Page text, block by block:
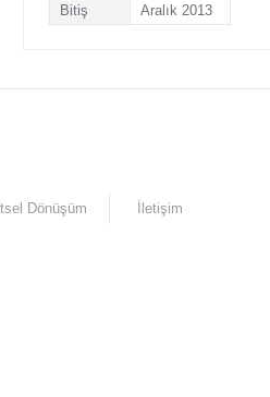
Bitiş
Aralık 2013
Dönüşüm İletişim